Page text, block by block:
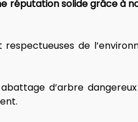
réputation solide grâce
respectueuses de
d’arbre